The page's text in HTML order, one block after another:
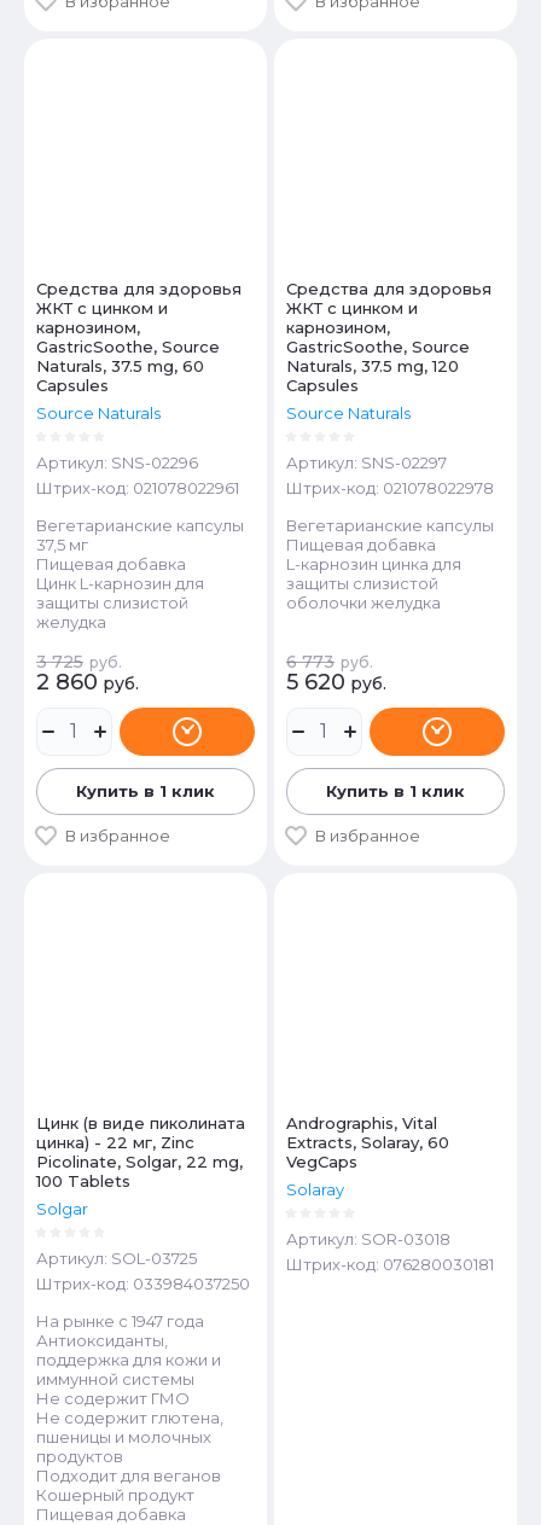
Средства для здоровья
ЖКТ с цинком и
карнозином,
GastricSoothe, Source
Naturals, 37.5 mg, 60
Capsules
Source Naturals
Артикул: SNS-02296
Штрих-код: 021078022961
​Вегетарианские капсулы
37,5 мг
Пищевая добавка
Цинк L-карнозин для
защиты слизистой
желудка
3 725 руб.
2 860 руб.
Купить в 1 клик
В избранное
Средства для здоровья
ЖКТ с цинком и
карнозином,
GastricSoothe, Source
Naturals, 37.5 mg, 120
Capsules
Source Naturals
Артикул: SNS-02297
Штрих-код: 021078022978
Вегетарианские капсулы
Пищевая добавка
L-карнозин цинка для
защиты слизистой
оболочки желудка
6 773 руб.
5 620 руб.
Купить в 1 клик
В избранное
Цинк (в виде пиколината
цинка) - 22 мг, Zinc
Picolinate, Solgar, 22 mg,
100 Tablets
Solgar
Артикул: SOL-03725
Штрих-код: 033984037250
На рынке с 1947 года
Антиоксиданты,
поддержка для кожи и
иммунной системы
Не содержит ГМО
Не содержит глютена,
пшеницы и молочных
продуктов
Подходит для веганов
Кошерный продукт
Пищевая добавка
Andrographis, Vital
Extracts, Solaray, 60
VegCaps
Solaray
Артикул: SOR-03018
Штрих-код: 076280030181